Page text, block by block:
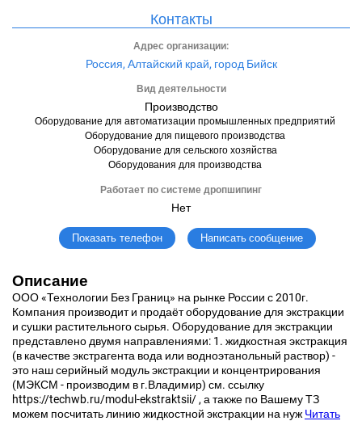
Контакты
Адрес организации:
Россия, Алтайский край, город Бийск
Вид деятельности
Производство
Оборудование для автоматизации промышленных предприятий
Оборудование для пищевого производства
Оборудование для сельского хозяйства
Оборудования для производства
Работает по системе дропшипинг
Нет
Показать телефон Написать сообщение
Описание
ООО «Технологии Без Границ» на рынке России с 2010г.
Компания производит и продаёт оборудование для экстракции
и сушки растительного сырья. Оборудование для экстракции
представлено двумя направлениями: 1. жидкостная экстракция
(в качестве экстрагента вода или водноэтанольный раствор) -
это наш серийный модуль экстракции и концентрирования
(МЭКСМ - производим в г.Владимир) см. ссылку
https://techwb.ru/modul-ekstraktsii/ , а также по Вашему ТЗ
можем посчитать линию жидкостной экстракции на нуж Читать